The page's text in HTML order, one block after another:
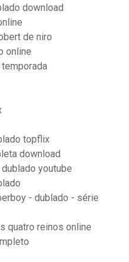
download
de niro
online
topflix
download
youtube
- dublado - série
quatro reinos online